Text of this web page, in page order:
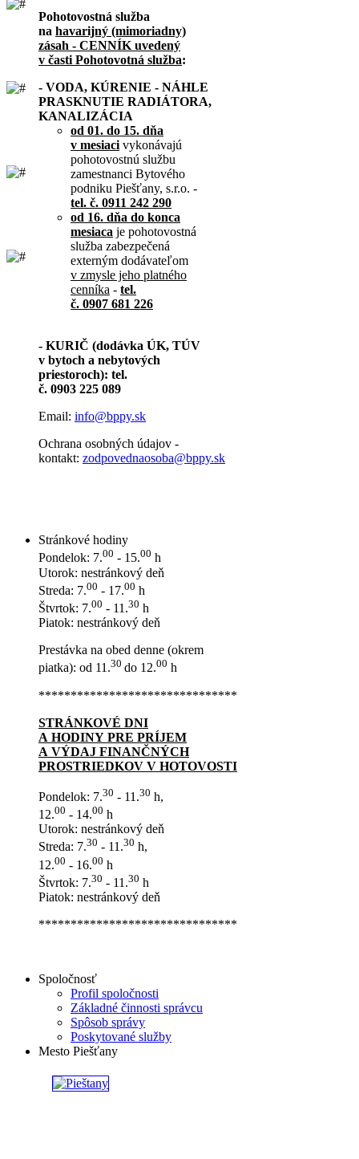
Pohotovostná služba
na havarijný (mimoriadny)
zásah - CENNÍK uvedený
v časti Pohotovotná služba:
- VODA, KÚRENIE - NÁHLE
PRASKNUTIE RADIÁTORA,
KANALIZÁCIA
od 01. do 15. dňa
v mesiaci vykonávajú
pohotovostnú službu
zamestnanci Bytového
podniku Piešťany, s.r.o. -
tel. č. 0911 242 290
od 16. dňa do konca
mesiaca je pohotovostná
služba zabezpečená
externým dodávateľom
v zmysle jeho platného
cenníka - tel.
č. 0907 681 226
- KURIČ (dodávka ÚK, TÚV
v bytoch a nebytových
priestoroch): tel.
č. 0903 225 089
Email: info@bppy.sk
Ochrana osobných údajov -
kontakt: zodpovednaosoba@bppy.sk
Stránkové hodiny
Pondelok: 7.00 - 15.00 h
Utorok: nestránkový deň
Streda: 7.00 - 17.00 h
Štvrtok: 7.00 - 11.30 h
Piatok: nestránkový deň
Prestávka na obed denne (okrem
piatka): od 11.30 do 12.00 h
*******************************
STRÁNKOVÉ DNI
A HODINY PRE PRÍJEM
A VÝDAJ FINANČNÝCH
PROSTRIEDKOV V HOTOVOSTI
Pondelok: 7.30 - 11.30 h,
12.00 - 14.00 h
Utorok: nestránkový deň
Streda: 7.30 - 11.30 h,
12.00 - 16.00 h
Štvrtok: 7.30 - 11.30 h
Piatok: nestránkový deň
*******************************
Spoločnosť
Profil spoločnosti
Základné činnosti správcu
Spôsob správy
Poskytované služby
Mesto Piešťany